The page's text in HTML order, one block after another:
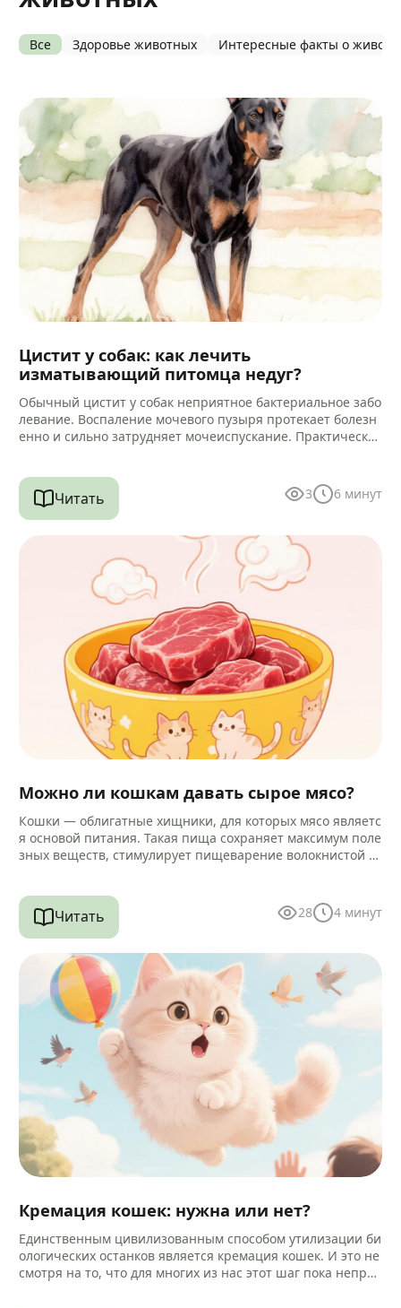
Все Здоровье животных Интересные факты о
Цистит у собак: как лечить
изматывающий питомца недуг?
Обычный цистит у собак неприятное бактериальное забо
левание. Воспаление мочевого пузыря протекает болезн
енно и сильно затрудняет мочеиспускание. Практически
Читать 3 6 минут
Можно ли кошкам давать сырое мясо?
Кошки — облигатные хищники, для которых мясо являетс
я основой питания. Такая пища сохраняет максимум поле
зных веществ, стимулирует пищеварение волокнистой ст
Читать 28 4 минут
Кремация кошек: нужна или нет?
Единственным цивилизованным способом утилизации би
ологических останков является кремация кошек. И это не
смотря на то, что для многих из нас этот шаг пока непри